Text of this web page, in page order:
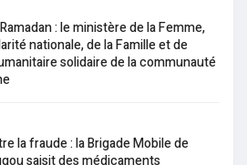
: le ministère de la Femme,
nationale, de la Famille et de
solidaire de la communauté
la fraude : la Brigade Mobile de
saisit des médicaments